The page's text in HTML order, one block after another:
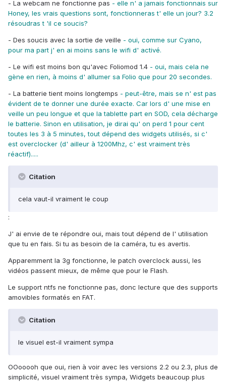
- La webcam ne fonctionne pas - elle n' a jamais fonctionnais sur
Honey, les vrais questions sont, fonctionneras t' elle un jour? 3.2
résoudras t 'il ce soucis?
- Des soucis avec la sortie de veille - oui, comme sur Cyano,
pour ma part j' en ai moins sans le wifi d' activé.
- Le wifi est moins bon qu'avec Foliomod 1.4 - oui, mais cela ne
gène en rien, à moins d' allumer sa Folio que pour 20 secondes.
- La batterie tient moins longtemps - peut-être, mais se n' est pas
évident de te donner une durée exacte. Car lors d' une mise en
veille un peu longue et que la tablette part en SOD, cela décharge
le batterie. Sinon en utilisation, je dirai qu' on perd 1 pour cent
toutes les 3 à 5 minutes, tout dépend des widgets utilisés, si c'
est overclocker (d' ailleur à 1200Mhz, c' est vraiment très
réactif).....
Citation
cela vaut-il vraiment le coup
:
J' ai envie de te répondre oui, mais tout dépend de l' utilisation
que tu en fais. Si tu as besoin de la caméra, tu es avertis.
Apparemment la 3g fonctionne, le patch overclock aussi, les
vidéos passent mieux, de même que pour le Flash.
Le support ntfs ne fonctionne pas, donc lecture que des supports
amovibles formatés en FAT.
Citation
le visuel est-il vraiment sympa
OOooooh que oui, rien à voir avec les versions 2.2 ou 2.3, plus de
simplicité, visuel vraiment très sympa, Widgets beaucoup plus